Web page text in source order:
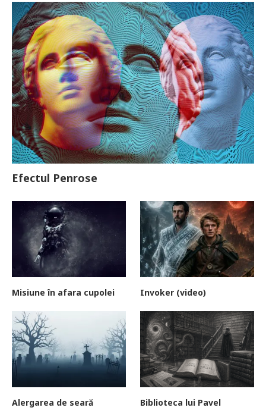
Efectul Penrose
Misiune în afara cupolei Invoker (video)
Alergarea de seară Biblioteca lui Pavel